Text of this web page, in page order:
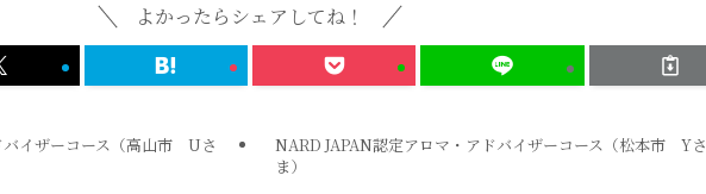
よかったらシェアしてね！
バイザーコース（高山市 Uさ
NARD JAPAN認定アロマ・アドバイザーコース（松本市 Yさ
ま）